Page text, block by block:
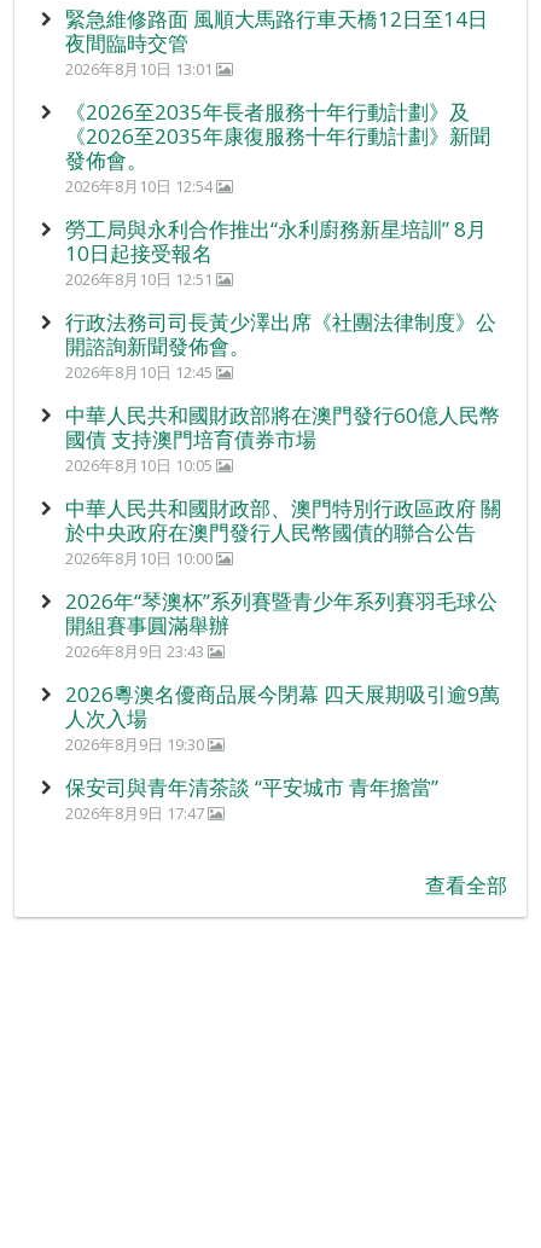
緊急維修路面 風順大馬路行車天橋12日至14日
夜間臨時交管
2026年8月10日 13:01
《2026至2035年長者服務十年行動計劃》及
《2026至2035年康復服務十年行動計劃》新聞
發佈會。
2026年8月10日 12:54
勞工局與永利合作推出“永利廚務新星培訓” 8月
10日起接受報名
2026年8月10日 12:51
行政法務司司長黃少澤出席《社團法律制度》公
開諮詢新聞發佈會。
2026年8月10日 12:45
中華人民共和國財政部將在澳門發行60億人民幣
國債 支持澳門培育債券市場
2026年8月10日 10:05
中華人民共和國財政部、澳門特別行政區政府 關
於中央政府在澳門發行人民幣國債的聯合公告
2026年8月10日 10:00
2026年“琴澳杯”系列賽暨青少年系列賽羽毛球公
開組賽事圓滿舉辦
2026年8月9日 23:43
2026粵澳名優商品展今閉幕 四天展期吸引逾9萬
人次入場
2026年8月9日 19:30
保安司與青年清茶談 “平安城市 青年擔當”
2026年8月9日 17:47
查看全部